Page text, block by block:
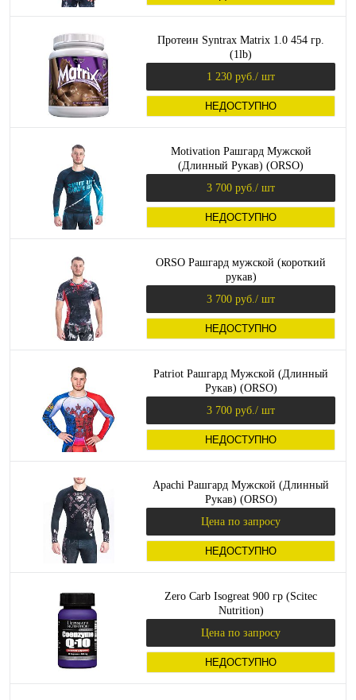
Протеин Syntrax Matrix 1.0 454 гр.
(1lb)
1 230 руб. / шт
НЕДОСТУПНО
Motivation Рашгард Мужской
(Длинный Рукав) (ORSO)
3 700 руб. / шт
НЕДОСТУПНО
ORSO Рашгард мужской (короткий
рукав)
3 700 руб. / шт
НЕДОСТУПНО
Patriot Рашгард Мужской (Длинный
Рукав) (ORSO)
3 700 руб. / шт
НЕДОСТУПНО
Apachi Рашгард Мужской (Длинный
Рукав) (ORSO)
Цена по запросу
НЕДОСТУПНО
Zero Carb Isogreat 900 гр (Scitec
Nutrition)
Цена по запросу
НЕДОСТУПНО